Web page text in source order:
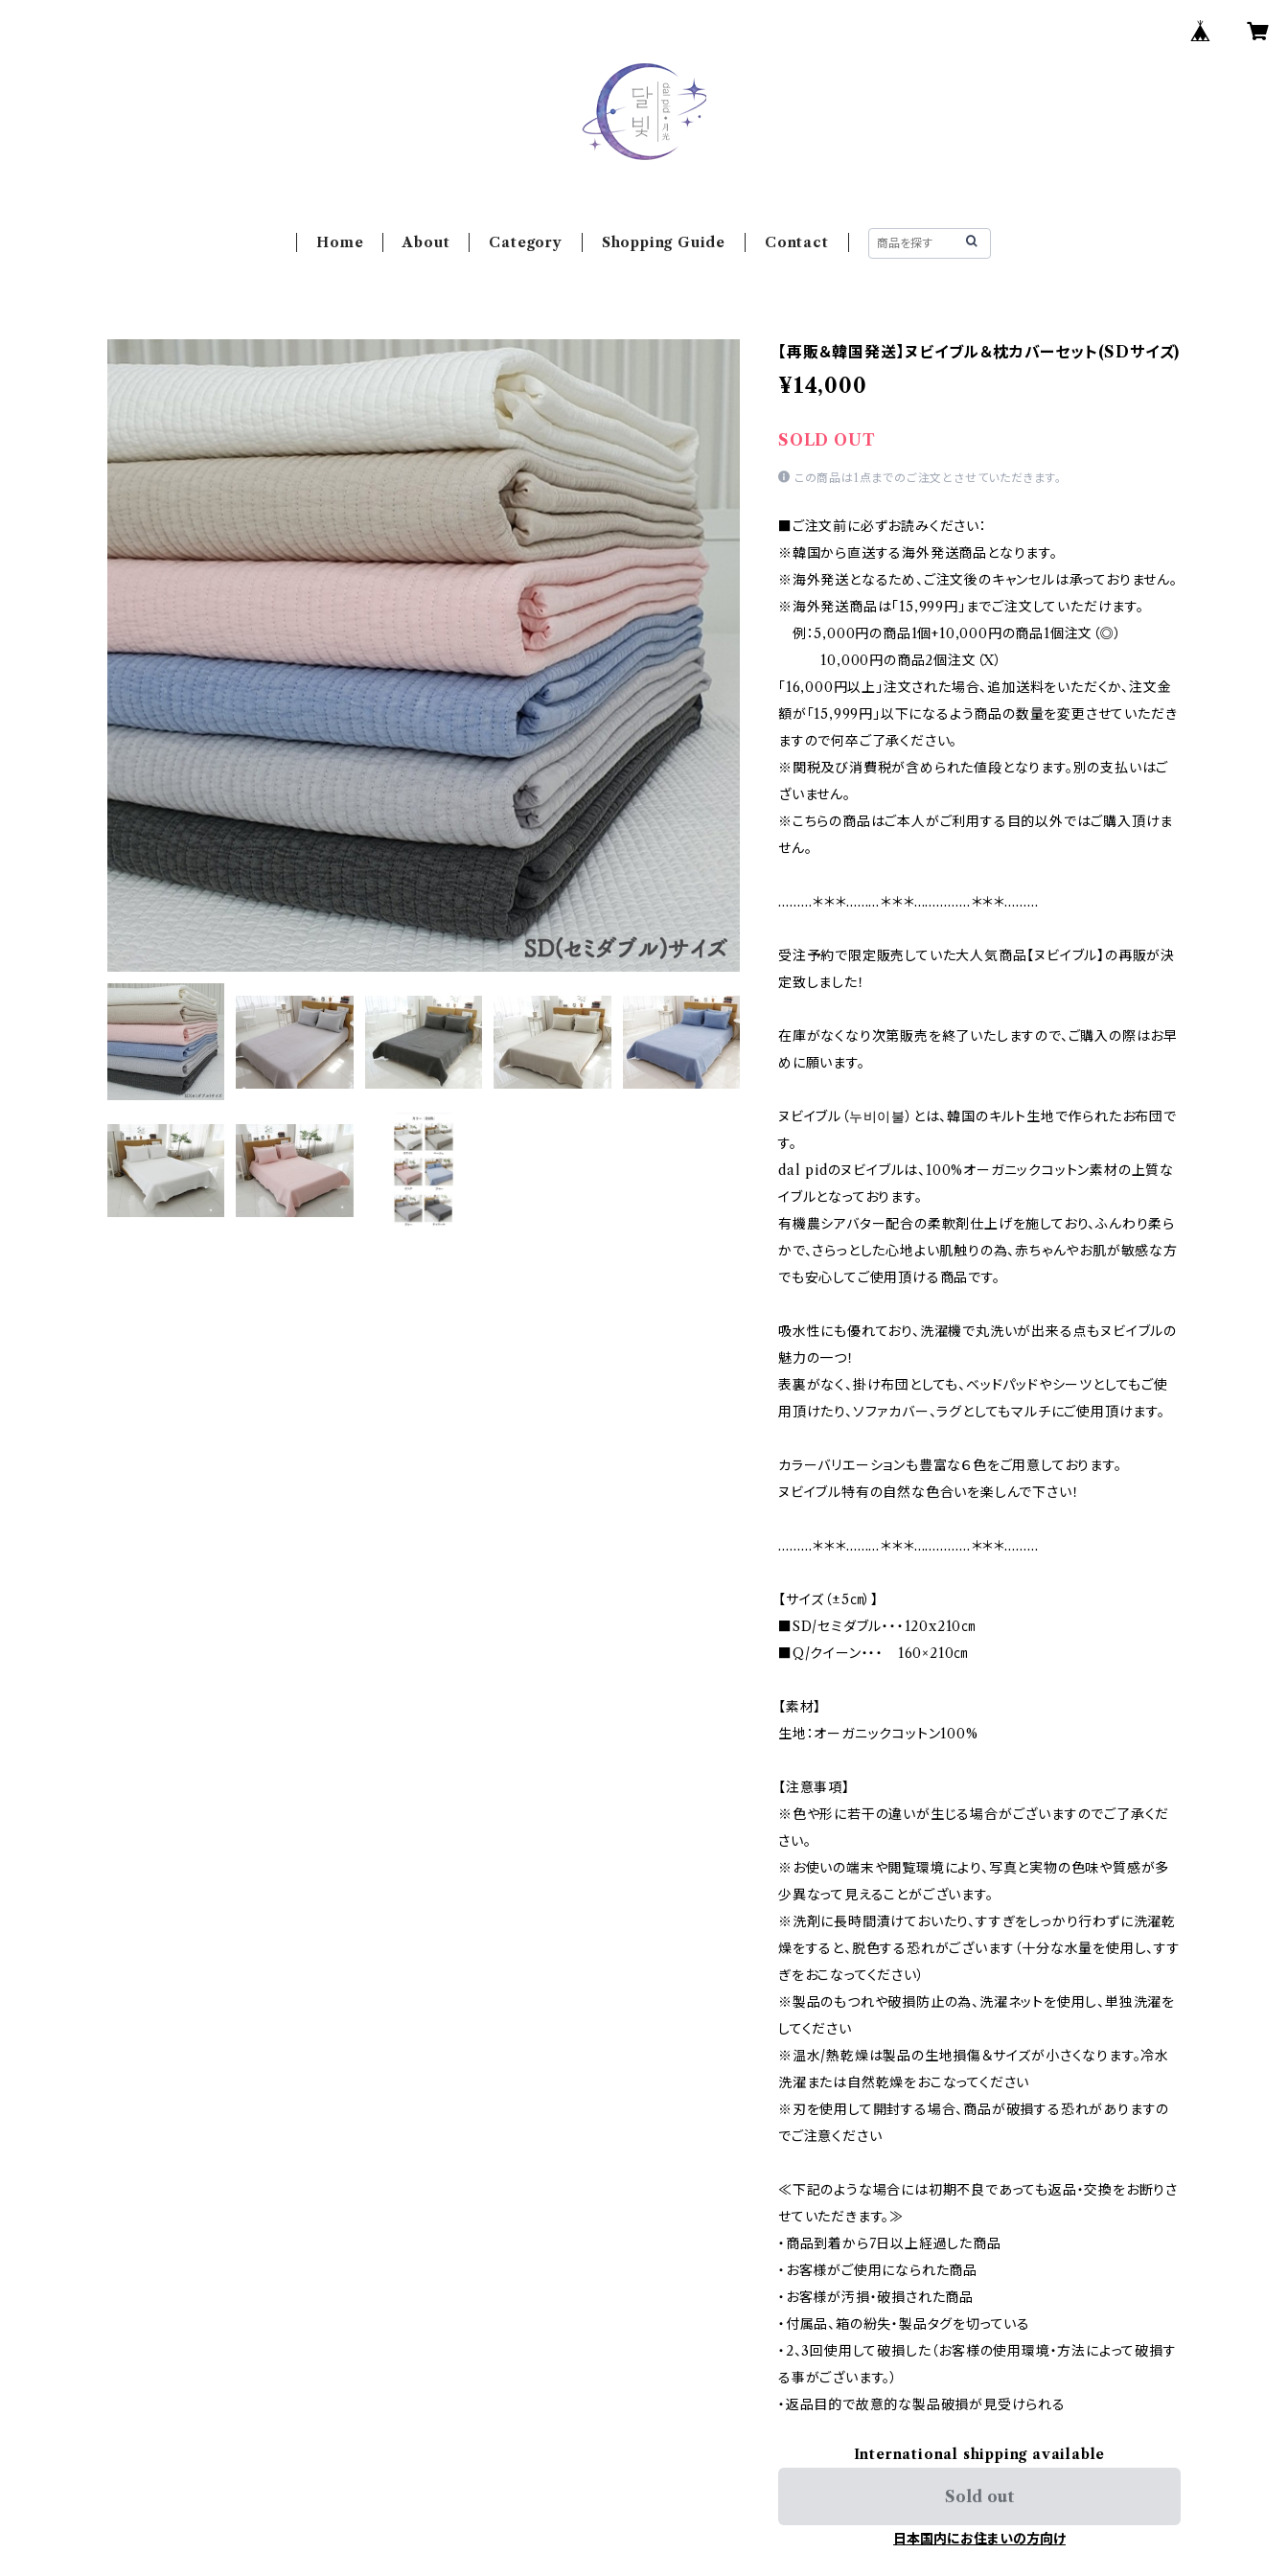
Home About Category Shopping Guide Contact
【再販＆韓国発送】ヌビイブル＆枕カバーセット(SDサイズ)
¥14,000
SOLD OUT
この商品は1点までのご注文とさせていただきます。
■ご注文前に必ずお読みください：
※韓国から直送する海外発送商品となります。
※海外発送となるため、ご注文後のキャンセルは承っておりません。
※海外発送商品は「15,999円」までご注文していただけます。
例：5,000円の商品1個+10,000円の商品1個注文（◎）
10,000円の商品2個注文（X）
「16,000円以上」注文された場合、追加送料をいただくか、注文金
額が「15,999円」以下になるよう商品の数量を変更させていただき
ますので何卒ご了承ください。
※関税及び消費税が含められた値段となります。別の支払いはご
ざいません。
※こちらの商品はご本人がご利用する目的以外ではご購入頂けま
せん。
………＊＊＊………＊＊＊……………＊＊＊………
受注予約で限定販売していた大人気商品【ヌビイブル】の再販が決
定致しました！
在庫がなくなり次第販売を終了いたしますので、ご購入の際はお早
めに願います。
ヌビイブル（누비이불）とは、韓国のキルト生地で作られたお布団で
す。
dal pidのヌビイブルは、100%オーガニックコットン素材の上質な
イブルとなっております。
有機農シアバター配合の柔軟剤仕上げを施しており、ふんわり柔ら
かで、さらっとした心地よい肌触りの為、赤ちゃんやお肌が敏感な方
でも安心してご使用頂ける商品です。
吸水性にも優れており、洗濯機で丸洗いが出来る点もヌビイブルの
魅力の一つ！
表裏がなく、掛け布団としても、ベッドパッドやシーツとしてもご使
用頂けたり、ソファカバー、ラグとしてもマルチにご使用頂けます。
カラーバリエーションも豊富な６色をご用意しております。
ヌビイブル特有の自然な色合いを楽しんで下さい！
………＊＊＊………＊＊＊……………＊＊＊………
【サイズ（±5㎝）】
■SD/セミダブル・・・120x210㎝
■Q/クイーン・・・ 160×210㎝
【素材】
生地：オーガニックコットン100%
【注意事項】
※色や形に若干の違いが生じる場合がございますのでご了承くだ
さい。
※お使いの端末や閲覧環境により、写真と実物の色味や質感が多
少異なって見えることがございます。
※洗剤に長時間漬けておいたり、すすぎをしっかり行わずに洗濯乾
燥をすると、脱色する恐れがございます（十分な水量を使用し、すす
ぎをおこなってください）
※製品のもつれや破損防止の為、洗濯ネットを使用し、単独洗濯を
してください
※温水/熱乾燥は製品の生地損傷＆サイズが小さくなります。冷水
洗濯または自然乾燥をおこなってください
※刃を使用して開封する場合、商品が破損する恐れがありますの
でご注意ください
≪下記のような場合には初期不良であっても返品・交換をお断りさ
せていただきます。≫
・商品到着から7日以上経過した商品
・お客様がご使用になられた商品
・お客様が汚損・破損された商品
・付属品、箱の紛失・製品タグを切っている
・2、3回使用して破損した（お客様の使用環境・方法によって破損す
る事がございます。）
・返品目的で故意的な製品破損が見受けられる
International shipping available
Sold out
日本国内にお住まいの方向け